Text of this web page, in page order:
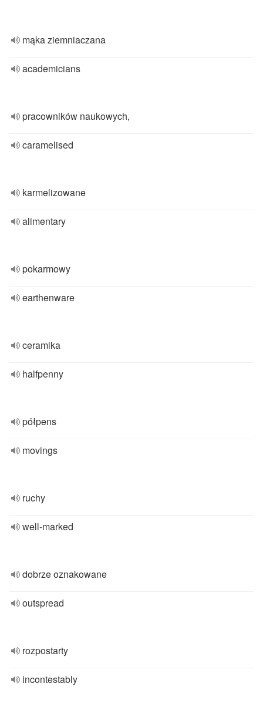
mąka ziemniaczana
academicians
pracowników naukowych,
caramelised
karmelizowane
alimentary
pokarmowy
earthenware
ceramika
halfpenny
półpens
movings
ruchy
well-marked
dobrze oznakowane
outspread
rozpostarty
incontestably